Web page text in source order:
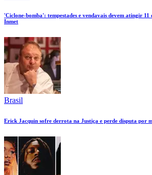
'Ciclone-bomba': tempestades e vendavais devem atingir
Inmet
Brasil
Erick Jacquin sofre derrota na Justiça e perde disputa por